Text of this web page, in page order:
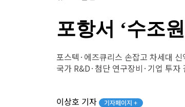
포항서 ‘수조
포스텍·에즈큐리스 손잡고 차세대 신
국가 R&D·첨단 연구장비·기업 투
이상호 기자 기자페이지 +